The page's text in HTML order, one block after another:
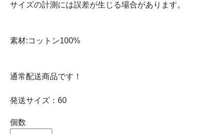
サイズの計測には誤差が生じる場合があります。
素材:コットン100%
通常配送商品です！
発送サイズ：60
個数